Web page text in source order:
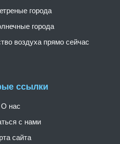
ссылки
О нас
с нами
сайта
города
города
воздуха прямо сейчас